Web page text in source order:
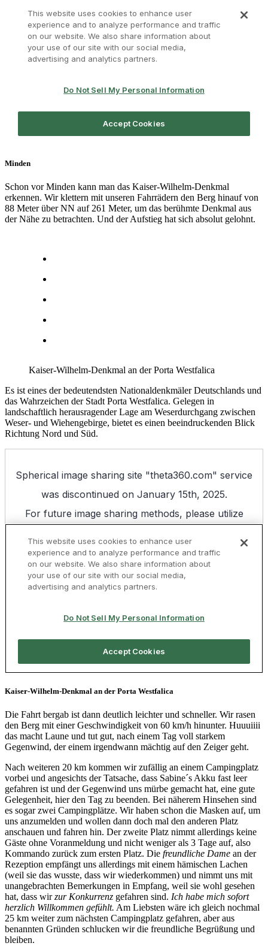
Minden
Schon vor Minden kann man das Kaiser-Wilhelm-Denkmal
erkennen. Wir klettern mit unseren Fahrrädern den Berg hinauf von
88 Meter über NN auf 261 Meter, um das berühmte Denkmal aus
der Nähe zu betrachten. Und der Aufstieg hat sich absolut gelohnt.
Kaiser-Wilhelm-Denkmal an der Porta Westfalica
Es ist eines der bedeutendsten Nationaldenkmäler Deutschlands und
das Wahrzeichen der Stadt Porta Westfalica. Gelegen in
landschaftlich herausragender Lage am Weserdurchgang zwischen
Weser- und Wiehengebirge, bietet es einen beeindruckenden Blick
Richtung Nord und Süd.
Kaiser-Wilhelm-Denkmal an der Porta Westfalica
Die Fahrt bergab ist dann deutlich leichter und schneller. Wir rasen
den Berg mit einer Geschwindigkeit von 60 km/h hinunter. Huuuiiii
das macht Laune und tut gut, nach einem Tag voll starkem
Gegenwind, der einem irgendwann mächtig auf den Zeiger geht.
Nach weiteren 20 km kommen wir zufällig an einem Campingplatz
vorbei und angesichts der Tatsache, dass Sabine´s Akku fast leer
gefahren ist und der Gegenwind uns mürbe gemacht hat, eine gute
Gelegenheit, hier den Tag zu beenden. Bei näherem Hinsehen sind
es sogar zwei Campingplätze. Wir haben schon die Masken auf, um
uns anzumelden und wollen dann doch mal den anderen Platz
anschauen und fahren hin. Der zweite Platz nimmt allerdings keine
Gäste ohne Voranmeldung und nicht weniger als 3 Tage auf, also
Kommando zurück zum ersten Platz. Die freundliche Dame an der
Rezeption empfängt uns allerdings mit einem hämischen Lachen
(weil sie das wusste, dass wir wiederkommen) und nimmt uns mit
unangebrachten Bemerkungen in Empfang, weil sie wohl gesehen
hat, dass wirzur Konkurrenz gefahren sind. Ich habe mich sofort
herzlich Willkommen gefühlt. Am Liebsten wäre ich gleich nochmal
25 km weiter zum nächsten Campingplatz gefahren, aber aus
benannten Gründen schlucken wir die freundliche Begrüßung und
bleiben.